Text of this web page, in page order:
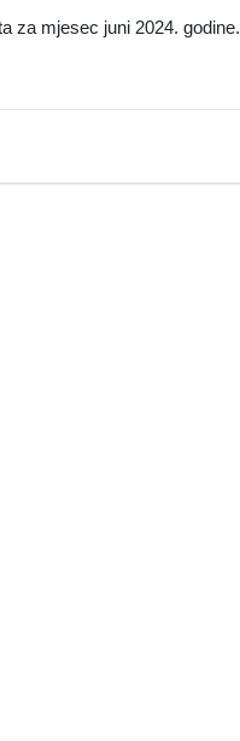
za mjesec juni 2024. godine.